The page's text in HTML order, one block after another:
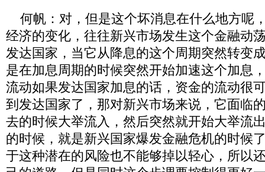
何帆：对，但是这个坏消息在什么地方呢
经济的变化，往往新兴市场发生这个金融动
发达国家，当它从降息的这个周期突然转变
是在加息周期的时候突然开始加速这个加息
流动如果发达国家加息的话，资金的流动很
到发达国家了，那对新兴市场来说，它面临
去的时候大举流入，然后突然就开始大举流
的时候，就是新兴国家爆发金融危机的时候
于这种潜在的风险也不能够掉以轻心，所以